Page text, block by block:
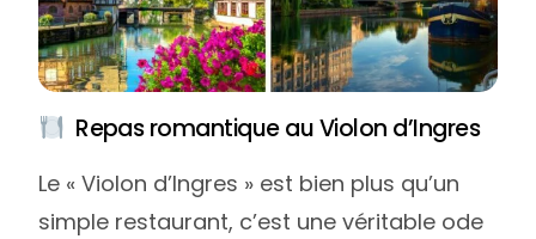
Repas romantique au Violon d’Ingres
Le « Violon d’Ingres » est bien plus qu’un
simple restaurant, c’est une véritable ode